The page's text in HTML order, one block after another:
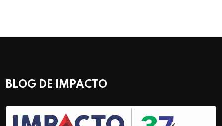
BLOG DE IMPACTO